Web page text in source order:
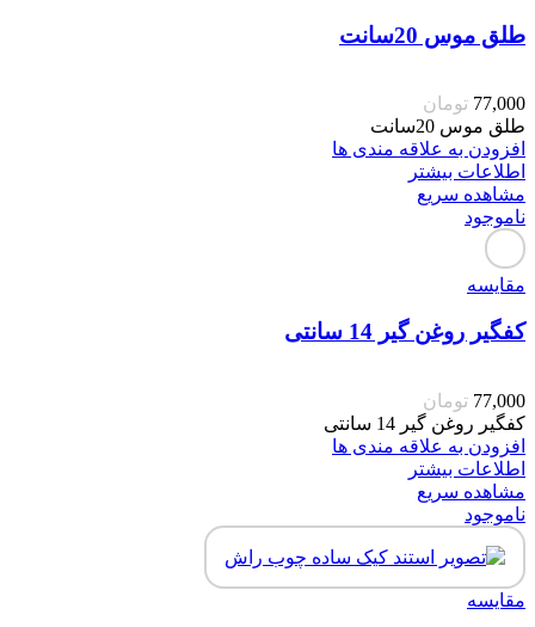
طلق موس 20سانت
77,000 تومان
طلق موس 20سانت
افزودن به علاقه مندی ها
اطلاعات بیشتر
مشاهده سریع
ناموجود
مقایسه
کفگیر روغن گیر 14 سانتی
77,000 تومان
کفگیر روغن گیر 14 سانتی
افزودن به علاقه مندی ها
اطلاعات بیشتر
مشاهده سریع
ناموجود
مقایسه